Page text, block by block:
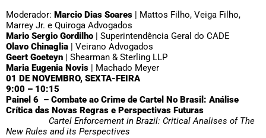
Moderador: Marcio Dias Soares | Mattos Filho, Veiga Filho,
Marrey Jr. e Quiroga Advogados
Mario Sergio Gordilho | Superintendência Geral do CADE
Olavo Chinaglia | Veirano Advogados
Geert Goeteyn | Shearman & Sterling LLP
Maria Eugenia Novis | Machado Meyer
01 DE NOVEMBRO, SEXTA-FEIRA
9:00 – 10:15
Painel 6 – Combate ao Crime de Cartel No Brasil: Análise
Crítica das Novas Regras e Perspectivas Futuras
Cartel Enforcement in Brazil: Critical Analises of The
New Rules and its Perspectives